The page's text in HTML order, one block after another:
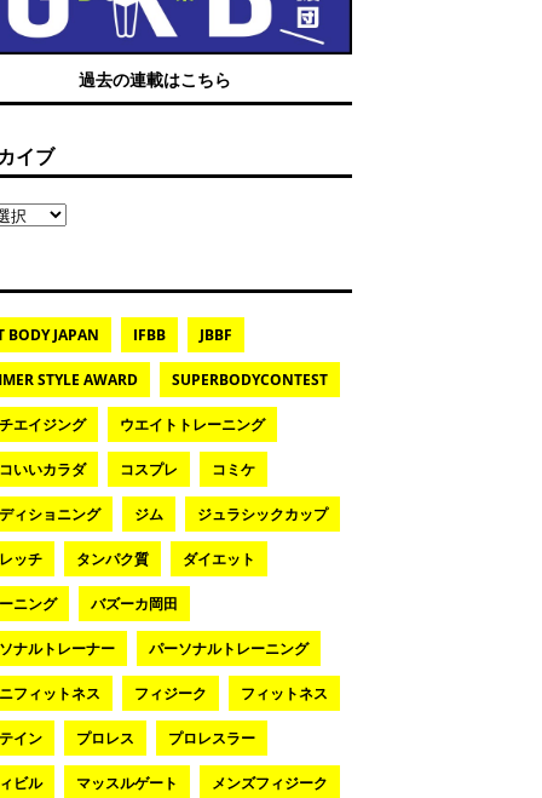
過去の連載はこちら
イブ
BODY JAPAN IFBB JBBF
STYLE AWARD SUPERBODYCONTEST
エイジング ウエイトトレーニング
いいカラダ コスプレ コミケ
ィショニング ジム ジュラシックカップ
ッチ タンパク質 ダイエット
ニング バズーカ岡田
ナルトレーナー パーソナルトレーニング
フィットネス フィジーク フィットネス
イン プロレス プロレスラー
ビル マッスルゲート メンズフィジーク